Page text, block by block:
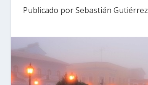
Publicado porSebastián Gutiérrez